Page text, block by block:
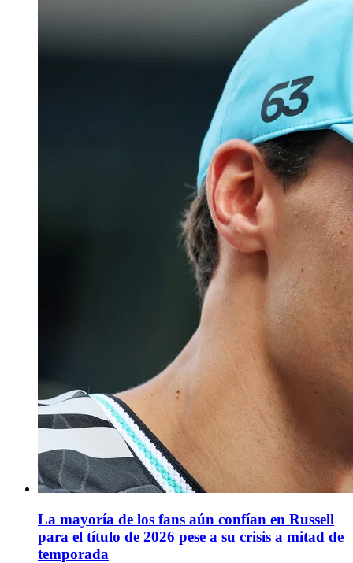
La mayoría de los fans aún confían en Russell
para el título de 2026 pese a su crisis a mitad de
temporada